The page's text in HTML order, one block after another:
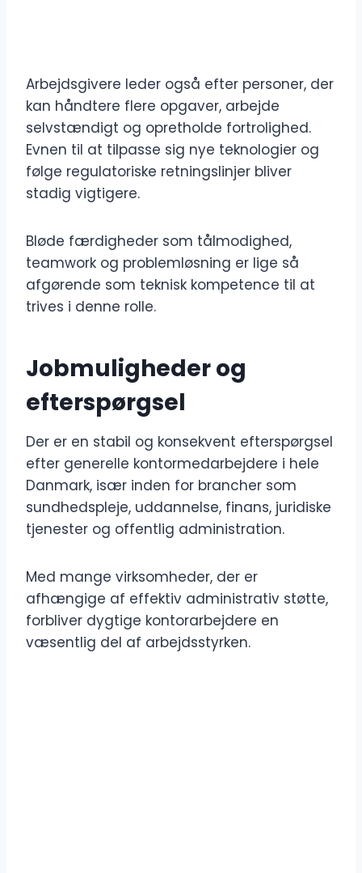
Arbejdsgivere leder også efter personer, der
kan håndtere flere opgaver, arbejde
selvstændigt og opretholde fortrolighed.
Evnen til at tilpasse sig nye teknologier og
følge regulatoriske retningslinjer bliver
stadig vigtigere.
Bløde færdigheder som tålmodighed,
teamwork og problemløsning er lige så
afgørende som teknisk kompetence til at
trives i denne rolle.
Jobmuligheder og
efterspørgsel
Der er en stabil og konsekvent efterspørgsel
efter generelle kontormedarbejdere i hele
Danmark, især inden for brancher som
sundhedspleje, uddannelse, finans, juridiske
tjenester og offentlig administration.
Med mange virksomheder, der er
afhængige af effektiv administrativ støtte,
forbliver dygtige kontorarbejdere en
væsentlig del af arbejdsstyrken.